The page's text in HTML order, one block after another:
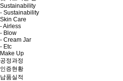
Sustainability
- Sustainability
Skin Care
- Airless
- Blow
- Cream Jar
- Etc
Make Up
공정과정
인증현황
납품실적